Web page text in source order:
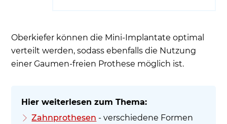
Oberkiefer können die Mini-Implantate optimal
verteilt werden, sodass ebenfalls die Nutzung
einer Gaumen-freien Prothese möglich ist.
Zahnprothesen - verschiedene Formen